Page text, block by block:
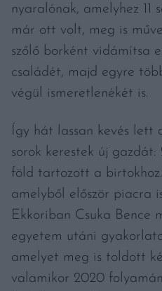
nyaralónak, amelyhez 11
már ott volt, meg is
szőlő borként vidámítsa
családét, majd egyre
végül ismeretlenékét is.
Így hát lassan kevés lett
sorok kerestek új
föld tartozott a
amelyből először piacra
Ekkoriban Csuka Bence
egyetem utáni
amelyet meg is toldott
valamikor 2020